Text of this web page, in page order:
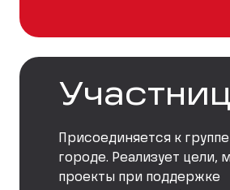
Присоединяется к
городе. Реализует цели,
проекты при поддержке